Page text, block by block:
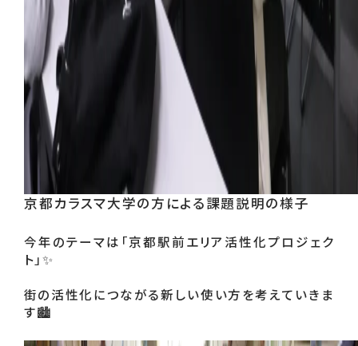
京都カラスマ大学の方による課題説明の様子
今年のテーマは「京都駅前エリア活性化プロジェク
ト」✨
街の活性化につながる新しい使い方を考えていきま
す🏙️